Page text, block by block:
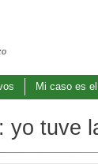
Mi caso es
yo tuve